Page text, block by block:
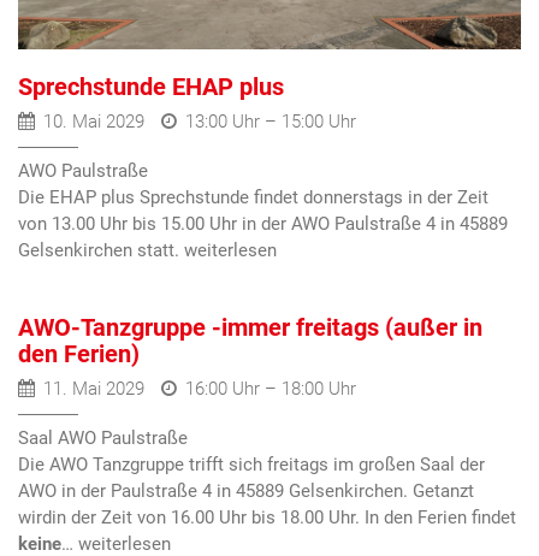
Sprechstunde EHAP plus
10. Mai 2029 13:00 Uhr – 15:00 Uhr
AWO Paulstraße
Die EHAP plus Sprechstunde findet donnerstags in der Zeit
von 13.00 Uhr bis 15.00 Uhr in der AWO Paulstraße 4 in 45889
Gelsenkirchen statt.
AWO-Tanzgruppe -immer freitags (außer in
den Ferien)
11. Mai 2029 16:00 Uhr – 18:00 Uhr
Saal AWO Paulstraße
Die AWO Tanzgruppe trifft sich freitags im großen Saal der
AWO in der Paulstraße 4 in 45889 Gelsenkirchen. Getanzt
wirdin der Zeit von 16.00 Uhr bis 18.00 Uhr. In den Ferien findet
keine…